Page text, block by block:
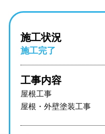
施工状況
施工完了
工事内容
屋根工事
屋根・外壁塗装工事